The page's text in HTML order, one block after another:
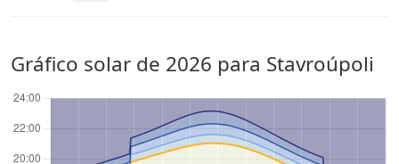
Gráfico solar de 2026 para Stavroúpoli